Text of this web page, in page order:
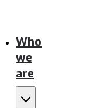
Who
we
are